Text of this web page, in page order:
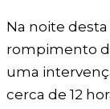
Na noite
rompimento
uma
cerca de 12